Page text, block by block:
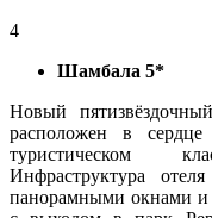
4
Шамбала 5*
Новый
расположен в
туристическом
Инфраструктура
панорамными окнами